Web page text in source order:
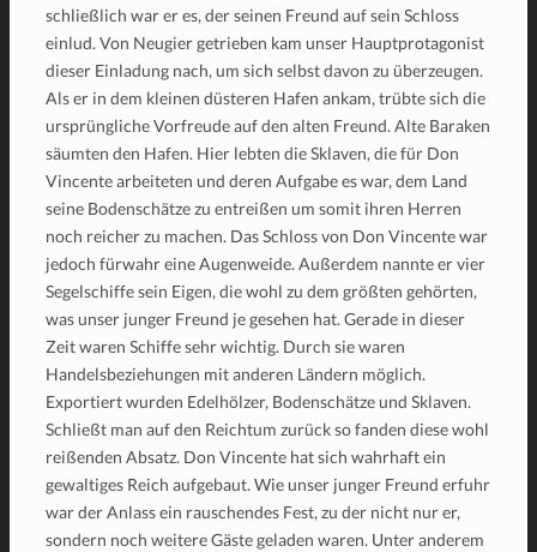
schließlich war er es, der seinen Freund auf sein Schloss
einlud. Von Neugier getrieben kam unser Hauptprotagonist
dieser Einladung nach, um sich selbst davon zu überzeugen.
Als er in dem kleinen düsteren Hafen ankam, trübte sich die
ursprüngliche Vorfreude auf den alten Freund. Alte Baraken
säumten den Hafen. Hier lebten die Sklaven, die für Don
Vincente arbeiteten und deren Aufgabe es war, dem Land
seine Bodenschätze zu entreißen um somit ihren Herren
noch reicher zu machen. Das Schloss von Don Vincente war
jedoch fürwahr eine Augenweide. Außerdem nannte er vier
Segelschiffe sein Eigen, die wohl zu dem größten gehörten,
was unser junger Freund je gesehen hat. Gerade in dieser
Zeit waren Schiffe sehr wichtig. Durch sie waren
Handelsbeziehungen mit anderen Ländern möglich.
Exportiert wurden Edelhölzer, Bodenschätze und Sklaven.
Schließt man auf den Reichtum zurück so fanden diese wohl
reißenden Absatz. Don Vincente hat sich wahrhaft ein
gewaltiges Reich aufgebaut. Wie unser junger Freund erfuhr
war der Anlass ein rauschendes Fest, zu der nicht nur er,
sondern noch weitere Gäste geladen waren. Unter anderem